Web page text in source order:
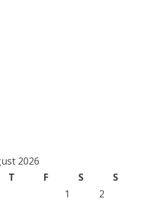
2026
T F S
S
1
2